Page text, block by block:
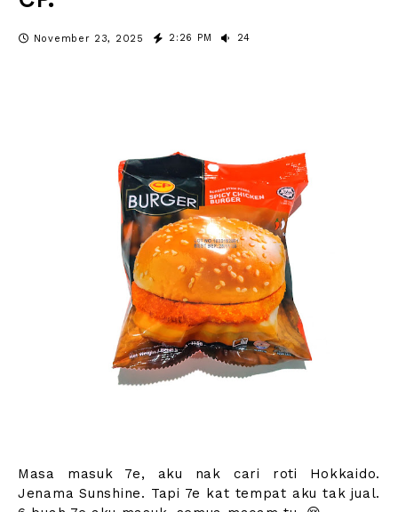
November 23, 2025 2:26 PM 24
Masa masuk 7e, aku nak cari roti Hokkaido.
Jenama Sunshine. Tapi 7e kat tempat aku tak jual.